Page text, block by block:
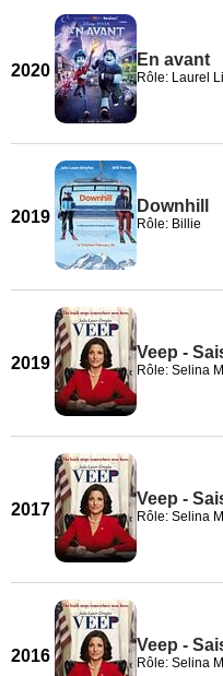
2020
En avant
Rôle: Laurel
2019
Downhill
Rôle: Billie
2019
Veep -
Rôle: Selina
2017
Veep -
Rôle: Selina
2016
Veep -
Rôle: Selina